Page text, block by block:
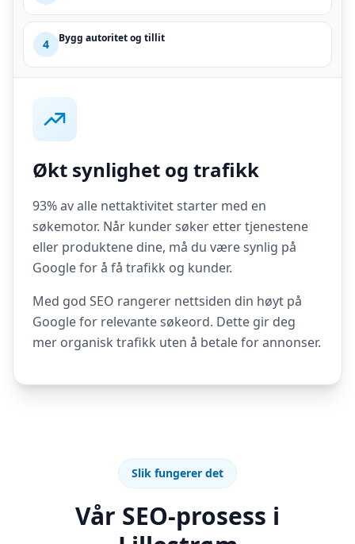
4 Bygg autoritet og tillit
Økt synlighet og trafikk
93% av alle nettaktivitet starter med en
søkemotor. Når kunder søker etter tjenestene
eller produktene dine, må du være synlig på
Google for å få trafikk og kunder.
Med god SEO rangerer nettsiden din høyt på
Google for relevante søkeord. Dette gir deg
mer organisk trafikk uten å betale for annonser.
Slik fungerer det
Vår SEO-prosess i